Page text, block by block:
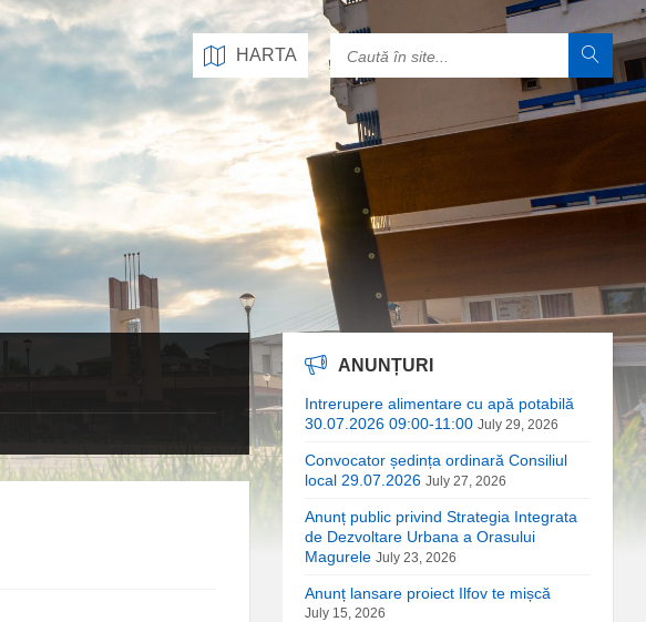
HARTA
ANUNȚURI
Intrerupere alimentare cu apă potabilă
30.07.2026 09:00-11:00 July 29, 2026
Convocator ședința ordinară Consiliul
local 29.07.2026 July 27, 2026
Anunț public privind Strategia Integrata
de Dezvoltare Urbana a Orasului
Magurele July 23, 2026
Anunț lansare proiect Ilfov te mișcă
July 15, 2026